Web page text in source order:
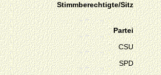
Stimmberechtigte/Sitz
Partei
CSU
SPD